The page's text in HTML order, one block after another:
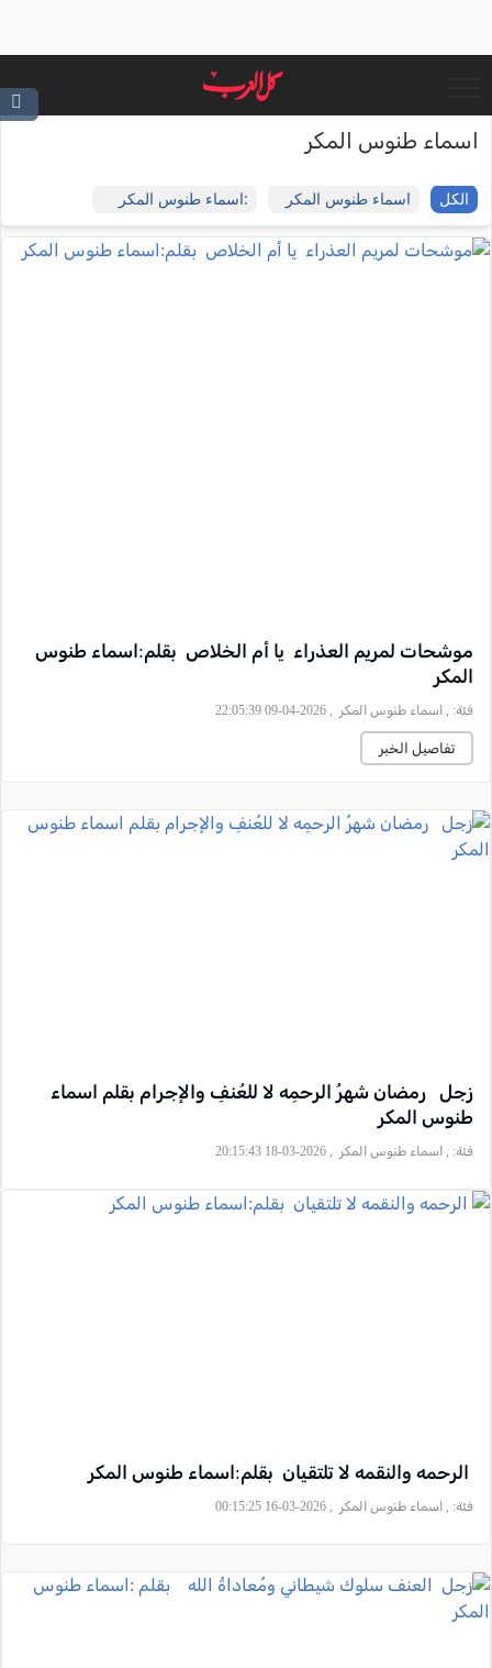
اسماء طنوس المكر
الكل اسماء طنوس المكر :اسماء طنوس المكر
موشحات لمريم العذراء يا أم الخلاص بقلم:اسماء طنوس
المكر
فئة: , اسماء طنوس المكر , 2026-04-09 22:05:39
تفاصيل الخبر
زجل رمضان شهرُ الرحمِه لا للعُنفِ والإجرام بقلم اسماء
طنوس المكر
فئة: , اسماء طنوس المكر , 2026-03-18 20:15:43
الرحمه والنقمه لا تلتقيان بقلم:اسماء طنوس المكر
فئة: , اسماء طنوس المكر , 2026-03-16 00:15:25